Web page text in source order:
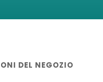
DEL NEGOZIO